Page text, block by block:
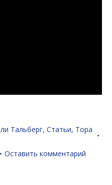
Тальберг, Статьи, Тора
Оставить комментарий